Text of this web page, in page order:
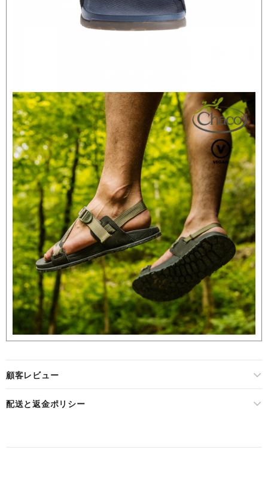
顧客レビュー
配送と返金ポリシー